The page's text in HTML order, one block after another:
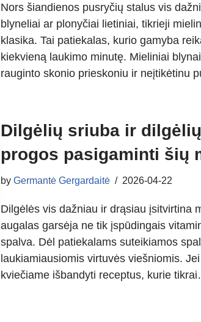
Nors šiandienos pusryčių stalus vis
blyneliai ar plonyčiai lietiniai, tikrieji
klasika. Tai patiekalas, kurio gamyba
kiekvieną laukimo minutę. Mieliniai
rauginto skonio prieskoniu ir neįtikėtinu
Dilgėlių sriuba ir
progos pasigaminti šių
by Germantė Gergardaitė 2026-04-22
Dilgėlės vis dažniau ir drąsiau įsitvirtina
augalas garsėja ne tik įspūdingais
spalva. Dėl patiekalams suteikiamos
laukiamiausiomis virtuvės viešniomis.
kviečiame išbandyti receptus, kurie